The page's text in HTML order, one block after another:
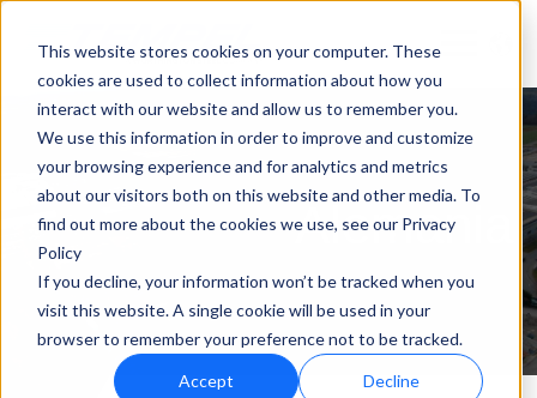
This website stores cookies on your computer. These
cookies are used to collect information about how you
interact with our website and allow us to remember you.
We use this information in order to improve and customize
your browsing experience and for analytics and metrics
about our visitors both on this website and other media. To
find out more about the cookies we use, see our Privacy
Policy
If you decline, your information won’t be tracked when you
visit this website. A single cookie will be used in your
browser to remember your preference not to be tracked.
Accept Decline
Alemania